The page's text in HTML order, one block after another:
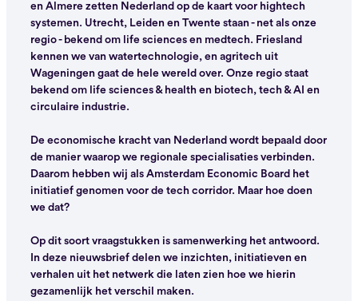
en Almere zetten Nederland op de kaart voor hightech
systemen. Utrecht, Leiden en Twente staan - net als onze
regio - bekend om life sciences en medtech. Friesland
kennen we van watertechnologie, en agritech uit
Wageningen gaat de hele wereld over. Onze regio staat
bekend om life sciences & health en biotech, tech & AI en
circulaire industrie.
De economische kracht van Nederland wordt bepaald door
de manier waarop we regionale specialisaties verbinden.
Daarom hebben wij als Amsterdam Economic Board het
initiatief genomen voor de tech corridor. Maar hoe doen
we dat?
Op dit soort vraagstukken is samenwerking het antwoord.
In deze nieuwsbrief delen we inzichten, initiatieven en
verhalen uit het netwerk die laten zien hoe we hierin
gezamenlijk het verschil maken.